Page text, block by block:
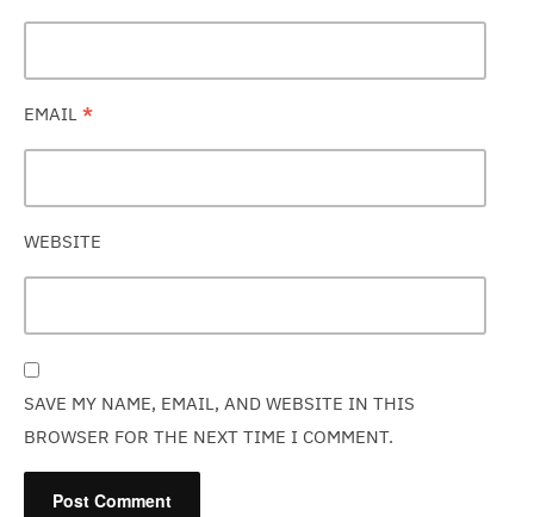
EMAIL *
WEBSITE
SAVE MY NAME, EMAIL, AND WEBSITE IN THIS
BROWSER FOR THE NEXT TIME I COMMENT.